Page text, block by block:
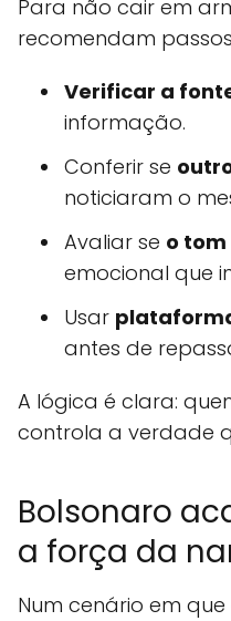
Para não cair em
recomendam
Verificar a
informação.
Conferir se
noticiaram o
Avaliar se o
emocional que
Usar
antes de
A lógica é clara:
controla a verdade
Bolsonaro
a força da
Num cenário em